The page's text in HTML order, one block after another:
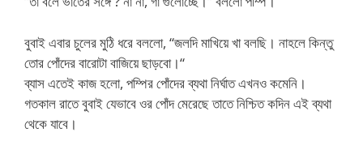
বুবাই এবার চুলের মুঠি ধরে বললো, “জলদি মাখিয়ে খা বলছি। নাহলে কিন্তু
তোর পোঁদের বারোটা বাজিয়ে ছাড়বো।“
ব্যাস এতেই কাজ হলো, পম্পির পোঁদের ব্যথা নির্ঘাত এখনও কমেনি।
গতকাল রাতে বুবাই যেভাবে ওর পোঁদ মেরেছে তাতে নিশ্চিত কদিন এই ব্যথা
থেকে যাবে।